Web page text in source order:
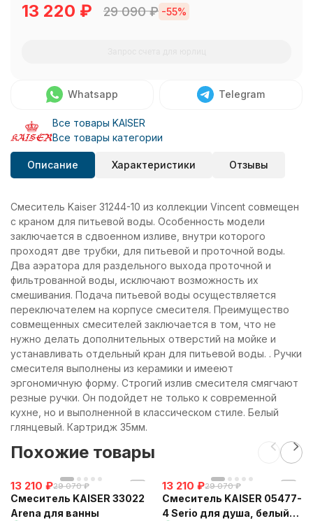
13 220 ₽ 29 090₽ -55%
Whatsapp Telegram
Все товары KAISER
Все товары категории
Описание Характеристики Отзывы
Смеситель Kaiser 31244-10 из коллекции Vincent совмещен
с краном для питьевой воды. Особенность модели
заключается в сдвоенном изливе, внутри которого
проходят две трубки, для питьевой и проточной воды.
Два аэратора для раздельного выхода проточной и
фильтрованной воды, исключают возможность их
смешивания. Подача питьевой воды осуществляется
переключателем на корпусе смесителя. Преимущество
совмещенных смесителей заключается в том, что не
нужно делать дополнительных отверстий на мойке и
устанавливать отдельный кран для питьевой воды. . Ручки
смесителя выполнены из керамики и имееют
эргономичную форму. Строгий излив смесителя смягчают
резные ручки. Он подойдет не только к современной
кухне, но и выполненной в классическом стиле. Белый
глянцевый. Картридж 35мм.
Похожие товары
13 210 ₽29 070 ₽
Смеситель KAISER 33022
Arena для ванны
13 210 ₽29 070 ₽
Смеситель KAISER 05477-
4 Serio для душа, белый